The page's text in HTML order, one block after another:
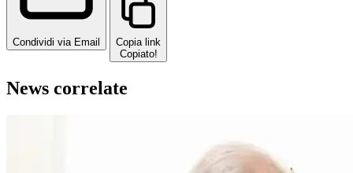
Condividi via Email
Copia link
Copiato!
News correlate